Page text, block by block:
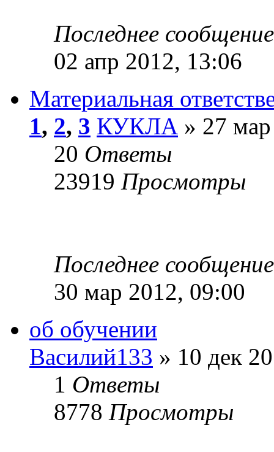
Последнее
02 апр 2012, 13:06
Материальная
1, 2, 3 КУКЛА » 27
20 Ответы
23919 Просмотры
Последнее
30 мар 2012, 09:00
об обучении
Василий133 » 10 дек
1 Ответы
8778 Просмотры